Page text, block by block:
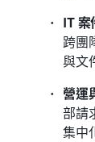
IT 案
跨團
與文
營運
部請
集中